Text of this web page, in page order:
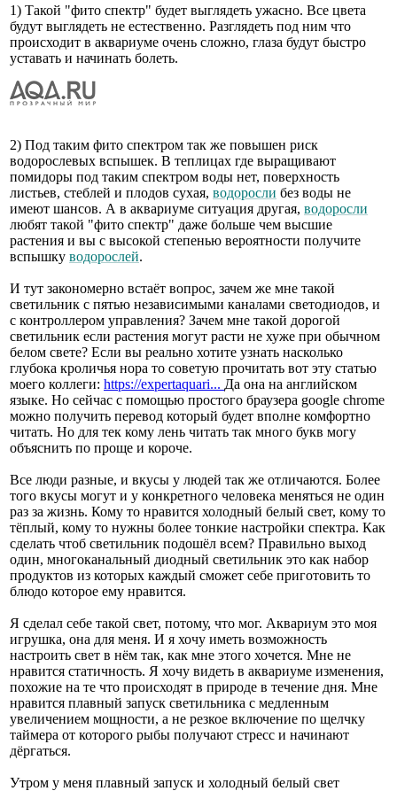
1) Такой "фито спектр" будет выглядеть ужасно. Все цвета
будут выглядеть не естественно. Разглядеть под ним что
происходит в аквариуме очень сложно, глаза будут быстро
уставать и начинать болеть.
2) Под таким фито спектром так же повышен риск
водорослевых вспышек. В теплицах где выращивают
помидоры под таким спектром воды нет, поверхность
листьев, стеблей и плодов сухая, водоросли без воды не
имеют шансов. А в аквариуме ситуация другая, водоросли
любят такой "фито спектр" даже больше чем высшие
растения и вы с высокой степенью вероятности получите
вспышку водорослей.
И тут закономерно встаёт вопрос, зачем же мне такой
светильник с пятью независимыми каналами светодиодов, и
с контроллером управления? Зачем мне такой дорогой
светильник если растения могут расти не хуже при обычном
белом свете? Если вы реально хотите узнать насколько
глубока кроличья нора то советую прочитать вот эту статью
моего коллеги: https://expertaquari... Да она на английском
языке. Но сейчас с помощью простого браузера google chrome
можно получить перевод который будет вполне комфортно
читать. Но для тек кому лень читать так много букв могу
объяснить по проще и короче.
Все люди разные, и вкусы у людей так же отличаются. Более
того вкусы могут и у конкретного человека меняться не один
раз за жизнь. Кому то нравится холодный белый свет, кому то
тёплый, кому то нужны более тонкие настройки спектра. Как
сделать чтоб светильник подошёл всем? Правильно выход
один, многоканальный диодный светильник это как набор
продуктов из которых каждый сможет себе приготовить то
блюдо которое ему нравится.
Я сделал себе такой свет, потому, что мог. Аквариум это моя
игрушка, она для меня. И я хочу иметь возможность
настроить свет в нём так, как мне этого хочется. Мне не
нравится статичность. Я хочу видеть в аквариуме изменения,
похожие на те что происходят в природе в течение дня. Мне
нравится плавный запуск светильника с медленным
увеличением мощности, а не резкое включение по щелчку
таймера от которого рыбы получают стресс и начинают
дёргаться.
Утром у меня плавный запуск и холодный белый свет